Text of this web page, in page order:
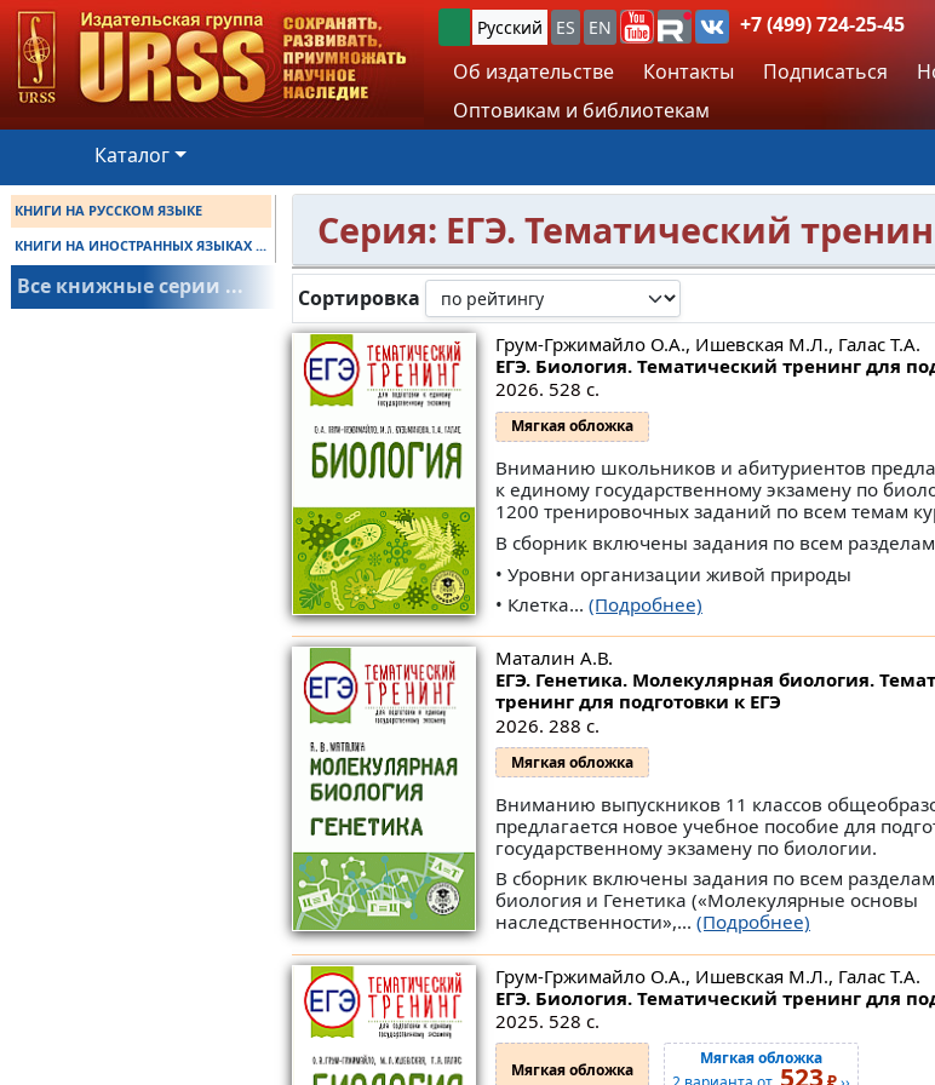
Русский ES EN
+7 (499) 724-25-45
Об издательстве
Контакты Подписаться
Оптовикам и библиотекам
Каталог
КНИГИ НА РУССКОМ ЯЗЫКЕ
КНИГИ НА ИНОСТРАННЫХ ЯЗЫКАХ ...
Все книжные серии ...
Серия: ЕГЭ. Тематический
Сортировка
Грум-Гржимайло О.А., Ишевская М.Л., Галас Т.А.
ЕГЭ. Биология. Тематический тренинг для
2026. 528 с.
Мягкая обложка
Вниманию школьников и абитуриентов
к единому государственному экзамену по
1200 тренировочных заданий по всем темам
В сборник включены задания по всем
• Уровни организации живой природы
• Клетка... (Подробнее)
Маталин А.В.
ЕГЭ. Генетика. Молекулярная биология.
тренинг для подготовки к ЕГЭ
2026. 288 с.
Мягкая обложка
Вниманию выпускников 11 классов
предлагается новое учебное пособие для
государственному экзамену по биологии.
В сборник включены задания по всем
биология и Генетика («Молекулярные основы
наследственности»,... (Подробнее)
Грум-Гржимайло О.А., Ишевская М.Л., Галас Т.А.
ЕГЭ. Биология. Тематический тренинг для
2025. 528 с.
Мягкая обложка
Мягкая обложка
523